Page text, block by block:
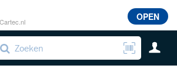
OPEN